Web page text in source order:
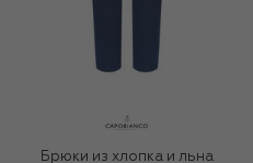
Брюки из хлопка и льна